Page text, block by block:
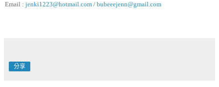
Email : jenki1223@hotmail.com / bubeeejenn@gmail.com
分享